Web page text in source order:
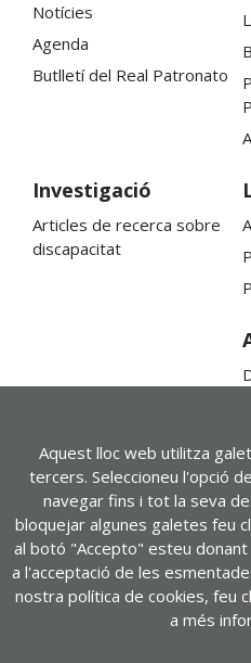
Notícies
Agenda
Butlletí del Real Patronato
Investigació
Articles de recerca sobre
discapacitat
Aquest lloc web utilitza
tercers. Seleccioneu l'opció
navegar fins i tot la seva
bloquejar algunes galetes feu
al botó "Accepto" esteu
a l'acceptació de les
nostra política de cookies, feu
a més